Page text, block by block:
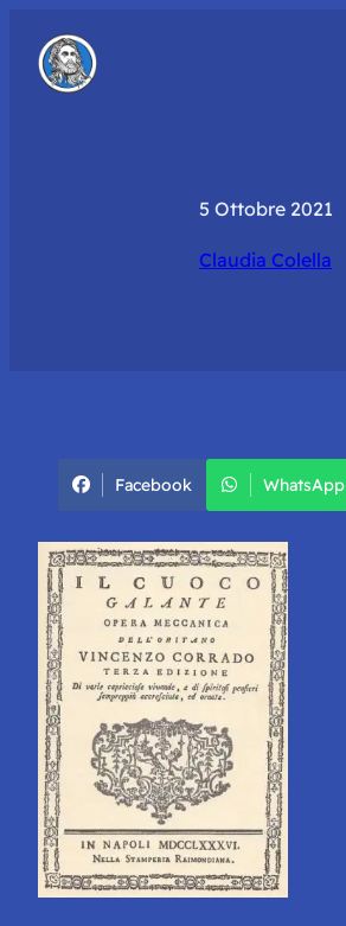
5 Ottobre 2021
Claudia Colella
Facebook WhatsApp